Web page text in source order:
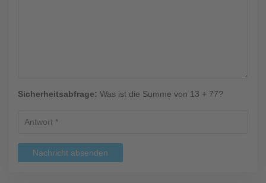
Sicherheitsabfrage: Was ist die Summe von 13 + 77?
Nachricht absenden